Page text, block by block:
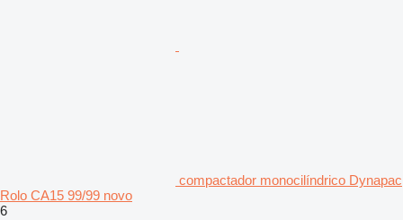
compactador monocilíndrico Dynapac
Rolo CA15 99/99 novo
6